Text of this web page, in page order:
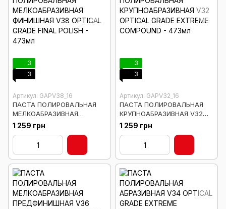
3
3
Артикул: GAPV38_16
ПАСТА ПОЛИРОВАЛЬНАЯ
МЕЛКОАБРАЗИВНАЯ
ФИНИШНАЯ V38 OPTICAL
GRADE FINAL POLISH -
1 259 грн
3
3
Артикул: GAPV32_16
ПАСТА ПОЛИРОВАЛЬНАЯ
КРУПНОАБРАЗИВНАЯ V32
OPTICAL GRADE EXTREME
COMPOUND - 473мл
1 259 грн